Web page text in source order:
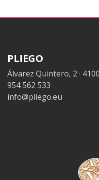
PLIEGO
Álvarez Quintero, 2 ·
954 562 533
info@pliego.eu